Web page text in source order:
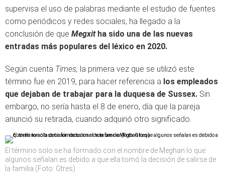
supervisa el uso de palabras mediante el estudio de fuentes
como periódicos y redes sociales, ha llegado a la
conclusión de que Megxit ha sido una de las nuevas
entradas más populares del léxico en 2020.
Según cuenta Times, la primera vez que se utilizó este
término fue en 2019, para hacer referencia a los empleados
que dejaban de trabajar para la duquesa de Sussex. Sin
embargo, no sería hasta el 8 de enero, día que la pareja
anunció su retirada, cuando adquirió otro significado.
El término solo se ha formado con el nombre de Meghan lo que
algunos señalan es debido a que ella tomó la decisión de salirse de
la familia (Foto: Gtres)